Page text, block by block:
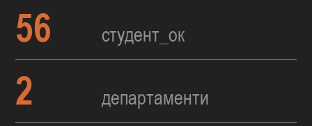
56 студент_ок
2 департаменти